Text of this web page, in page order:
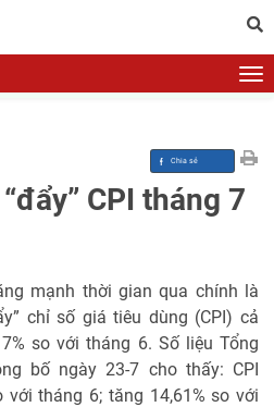
CPI tháng 7
mạnh thời gian qua chính là
chỉ số giá tiêu dùng (CPI) cả
so với tháng 6. Số liệu Tổng
bố ngày 23-7 cho thấy: CPI
tháng 6; tăng 14,61% so với